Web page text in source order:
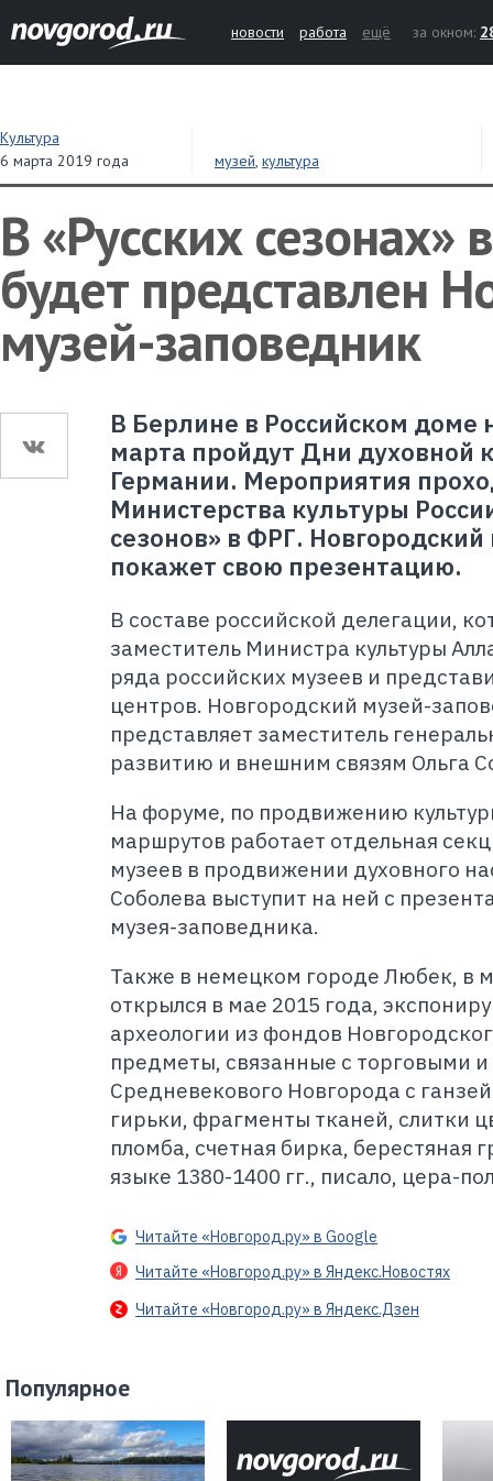
новости работа ещё за окном:
Культура
6 марта 2019 года
музей, культура
В «Русских сезонах»
будет представлен
музей-заповедник
В Берлине в Российском доме
марта пройдут Дни духовной
Германии. Мероприятия
Министерства культуры
сезонов» в ФРГ.
покажет свою презентацию.
В составе российской делегации,
заместитель Министра культуры
ряда российских музеев и
центров. Новгородский музей-
представляет заместитель
развитию и внешним связям Ольга
На форуме, по продвижению
маршрутов работает отдельная
музеев в продвижении духовного
Соболева выступит на ней с
музея-заповедника.
Также в немецком городе Любек, в
открылся в мае 2015 года,
археологии из фондов
предметы, связанные с торговыми
Средневекового Новгорода с
гирьки, фрагменты тканей, слитки
пломба, счетная бирка, берестяная
языке 1380-1400 гг., писало, цера-
Читайте «Новгород.ру» в Google
Читайте «Новгород.ру» в Яндекс.Новостях
Читайте «Новгород.ру» в Яндекс.Дзен
Популярное